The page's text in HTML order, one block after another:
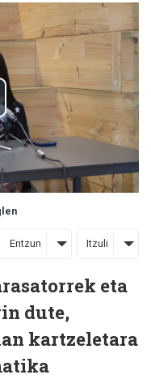
Entzun Itzuli
eta
dute,
kartzeletara